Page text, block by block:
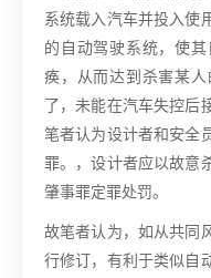
系统载入汽车并投入使
的自动驾驶系统，使
痪，从而达到杀害某
了，未能在汽车失控后
笔者认为设计者和安全
罪。，设计者应以故意
肇事罪定罪处罚。
故笔者认为，如从共同
行修订，有利于类似自